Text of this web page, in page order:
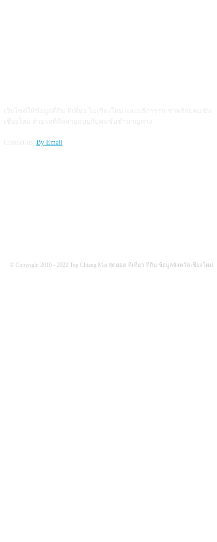
By Email
© Copyright 2010 - 2022 Top Chiang Mai สุดยอด ที่เที่ยว ที่กิน ข้อมูลจังหวัดเชียงใหม่